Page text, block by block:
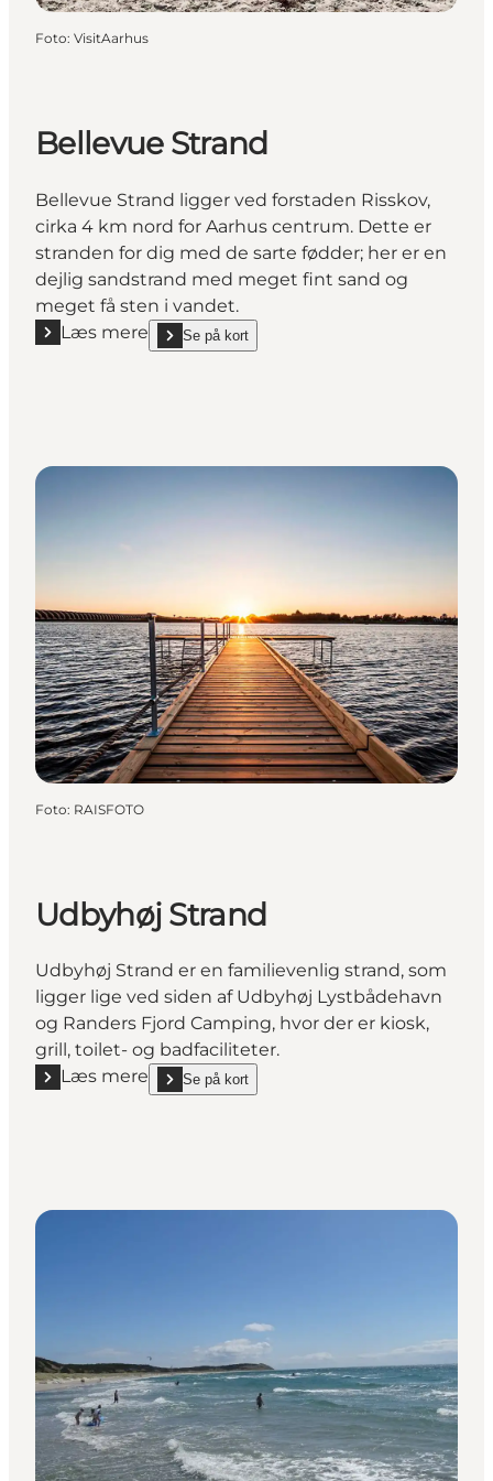
Foto: VisitAarhus
Bellevue Strand
Bellevue Strand ligger ved forstaden Risskov,
cirka 4 km nord for Aarhus centrum. Dette er
stranden for dig med de sarte fødder; her er en
dejlig sandstrand med meget fint sand og
meget få sten i vandet.
Læs mere
Læs mere "Bellevue Strand"
Se på kort
show Bellevue Strand on_map
Foto: RAISFOTO
Udbyhøj Strand
Udbyhøj Strand er en familievenlig strand, som
ligger lige ved siden af Udbyhøj Lystbådehavn
og Randers Fjord Camping, hvor der er kiosk,
grill, toilet- og badfaciliteter.
Læs mere
Læs mere "Udbyhøj Strand"
Se på kort
show Udbyhøj Strand on_map